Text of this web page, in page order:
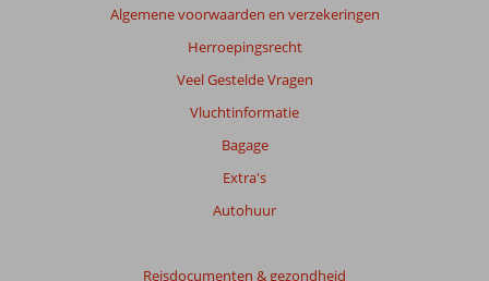
Algemene voorwaarden en verzekeringen
Herroepingsrecht
Veel Gestelde Vragen
Vluchtinformatie
Bagage
Extra's
Autohuur
Reisdocumenten & gezondheid